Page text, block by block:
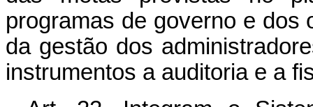
programas de governo e dos
da gestão dos
instrumentos a auditoria e a